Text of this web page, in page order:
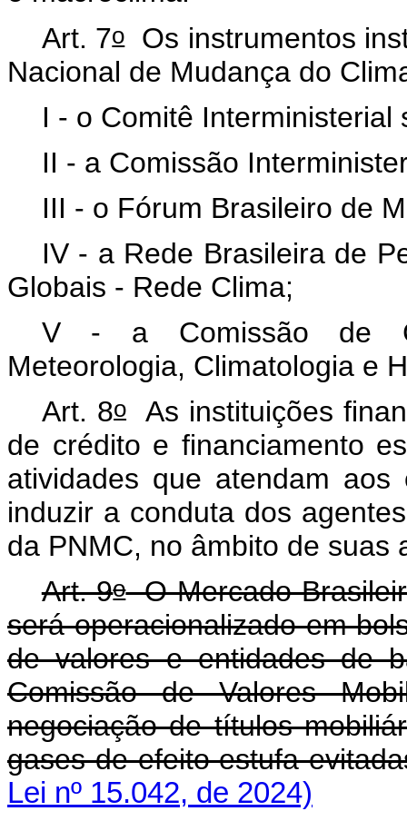
Art. 7oOs instrumentos
Nacional de Mudança do
I - o Comitê
II - a Comissão
III - o Fórum Brasileiro de
IV - a Rede Brasileira de
Globais - Rede Clima;
V - a Comissão de
Meteorologia, Climatologia e
Art. 8o
As instituições
de crédito e financiamento
atividades que atendam
induzir a conduta dos
da PNMC, no âmbito de suas
Art. 9oO Mercado
será operacionalizado em
de valores e entidades de
Comissão de Valores
negociação de títulos
gases de efeito estufa
Lei nº 15.042, de 2024)